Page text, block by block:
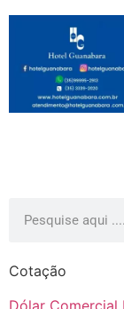
Cotação
Dólar Comercial